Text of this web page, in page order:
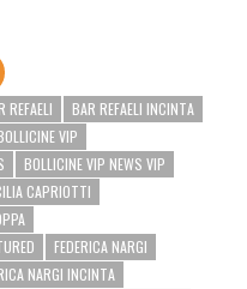
REFAELI
BAR REFAELI INCINTA
VIP
BOLLICINE VIP NEWS VIP
CAPRIOTTI
FEDERICA NARGI
NARGI INCINTA